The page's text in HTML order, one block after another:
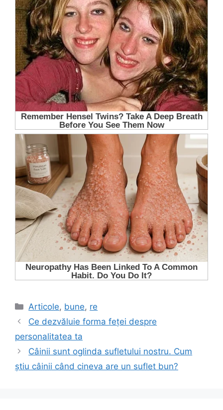
Categorii
Articole, bune, re
Ce dezvăluie forma feței despre
personalitatea ta
Câinii sunt oglinda sufletului nostru. Cum
știu câinii când cineva are un suflet bun?